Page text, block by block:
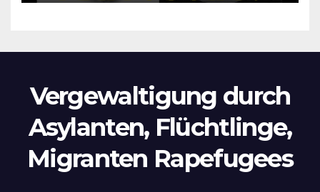
Vergewaltigung durch
Asylanten, Flüchtlinge,
Migranten Rapefugees